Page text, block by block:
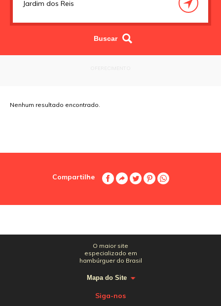
Nenhum resultado encontrado.
Compartilhe
O maior site
especializado em
hambúrguer do Brasil
Mapa do Site
Siga-nos